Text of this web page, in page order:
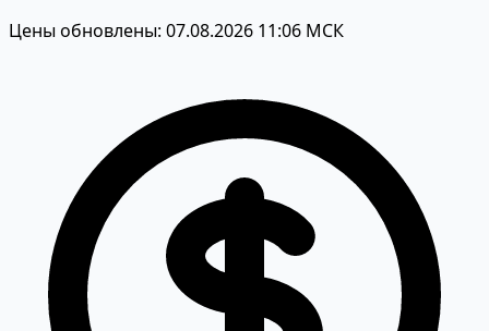
Цены обновлены: 07.08.2026 11:06 МСК